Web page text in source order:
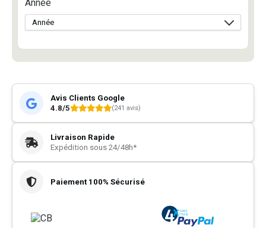
Année
Avis Clients Google
4.8/5
(241 avis)
Livraison Rapide
Expédition sous 24/48h*
Paiement 100% Sécurisé